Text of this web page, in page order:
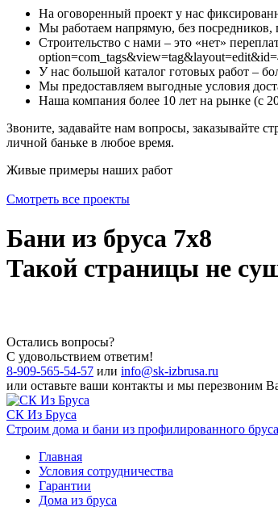
На оговоренный проект у нас
Мы работаем напрямую, без посредников,
Строительство с нами – это «нет»
У нас большой каталог готовых работ –
Мы предоставляем выгодные условия
Наша компания более 10 лет на рынке (с
Звоните, задавайте нам вопросы, заказывайте
личной баньке в любое время.
Живые примеры наших работ
Смотреть все проекты
Бани из бруса 7х8
Такой страницы не
Остались вопросы?
С удовольствием ответим!
8-909-565-54-57 или info@sk-izbrusa.ru
или оставьте ваши контакты и мы перезвоним
СК Из Бруса
Строим дома и бани из профилированного бруса
Главная
Условия сотрудничества
Гарантии
Дома из бруса